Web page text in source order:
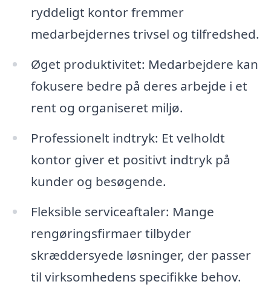
ryddeligt kontor fremmer
medarbejdernes trivsel og tilfredshed.
Øget produktivitet: Medarbejdere kan
fokusere bedre på deres arbejde i et
rent og organiseret miljø.
Professionelt indtryk: Et velholdt
kontor giver et positivt indtryk på
kunder og besøgende.
Fleksible serviceaftaler: Mange
rengøringsfirmaer tilbyder
skræddersyede løsninger, der passer
til virksomhedens specifikke behov.